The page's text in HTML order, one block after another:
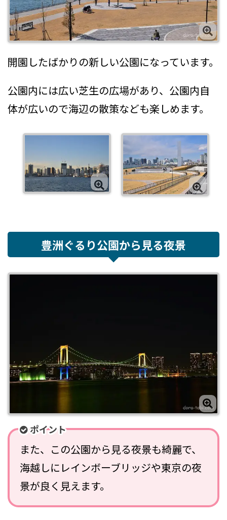
開園したばかりの新しい公園になっています。
公園内には広い芝生の広場があり、公園内自
体が広いので海辺の散策なども楽しめます。
豊洲ぐるり公園から見る夜景
ポイント
また、この公園から見る夜景も綺麗で、
海越しにレインボーブリッジや東京の夜
景が良く見えます。